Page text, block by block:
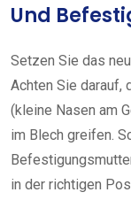
Und
Setzen Sie das
Achten Sie darauf,
(kleine Nasen am
im Blech greifen.
in der richtigen